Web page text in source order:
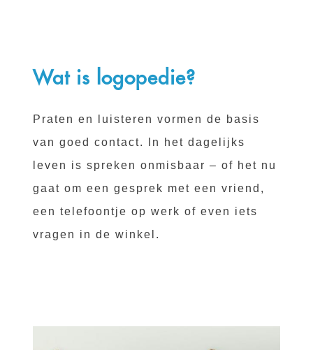
Wat is logopedie?
Praten en luisteren vormen de basis
van goed contact. In het dagelijks
leven is spreken onmisbaar – of het nu
gaat om een gesprek met een vriend,
een telefoontje op werk of even iets
vragen in de winkel.